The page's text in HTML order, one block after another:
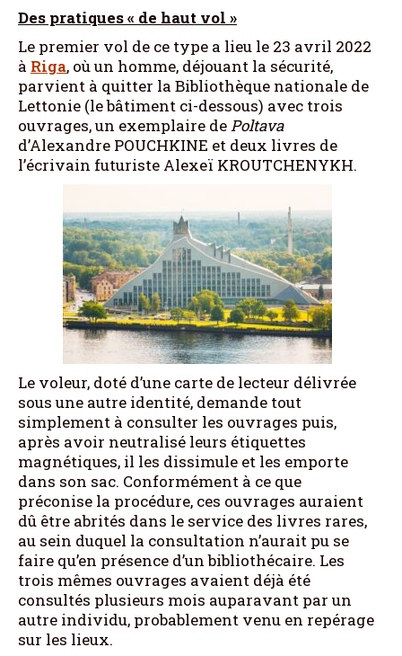
Des pratiques « de haut vol »
Le premier vol de ce type a lieu le 23 avril 2022
à Riga, où un homme, déjouant la sécurité,
parvient à quitter la Bibliothèque nationale de
Lettonie (le bâtiment ci-dessous) avec trois
ouvrages, un exemplaire dePoltava
d’Alexandre POUCHKINE et deux livres de
l’écrivain futuriste Alexeï KROUTCHENYKH.
Le voleur, doté d’une carte de lecteur délivrée
sous une autre identité, demande tout
simplement à consulter les ouvrages puis,
après avoir neutralisé leurs étiquettes
magnétiques, il les dissimule et les emporte
dans son sac. Conformément à ce que
préconise la procédure, ces ouvrages auraient
dû être abrités dans le service des livres rares,
au sein duquel la consultation n’aurait pu se
faire qu’en présence d’un bibliothécaire. Les
trois mêmes ouvrages avaient déjà été
consultés plusieurs mois auparavant par un
autre individu, probablement venu en repérage
sur les lieux.